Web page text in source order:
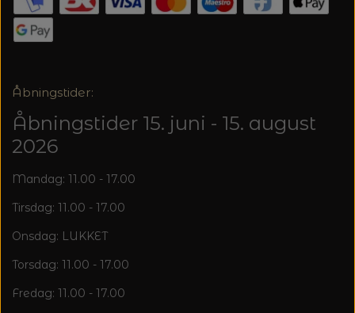
Åbningstider:
Åbningstider 15. juni - 15. august
2026
Mandag: 11.00 - 17.00
Tirsdag: 11.00 - 17.00
Onsdag: LUKKET
Torsdag: 11.00 - 17.00
Fredag: 11.00 - 17.00